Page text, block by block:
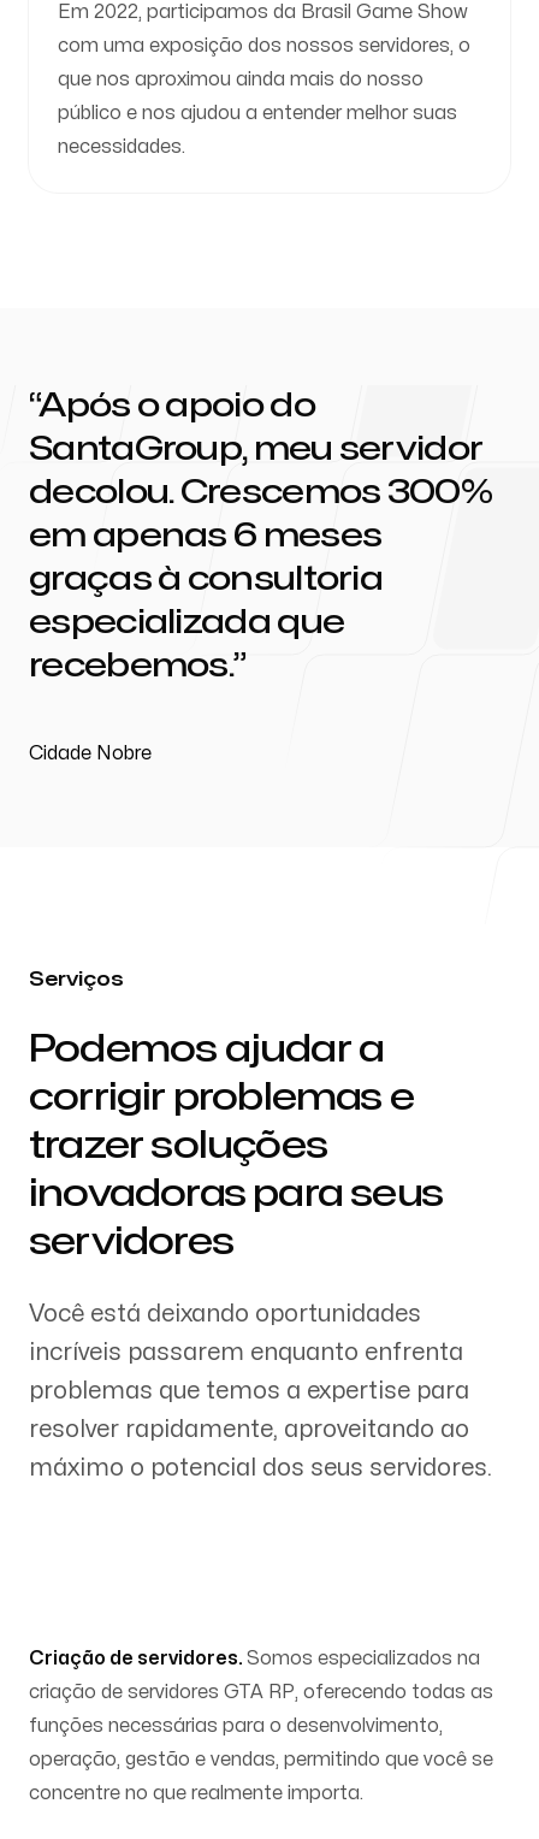
Em 2022, participamos da Brasil Game Show
com uma exposição dos nossos servidores, o
que nos aproximou ainda mais do nosso
público e nos ajudou a entender melhor suas
necessidades.
Após o apoio do
SantaGroup, meu servidor
decolou. Crescemos 300%
em apenas 6 meses
graças à consultoria
especializada que
recebemos.
Cidade Nobre
Serviços
-Podemos ajudar a
corrigir problemas e
trazer soluções
inovadoras para seus
servidores
Você está deixando oportunidades
incríveis passarem enquanto enfrenta
problemas que temos a expertise para
resolver rapidamente, aproveitando ao
máximo o potencial dos seus servidores.
Criação de servidores. Somos especializados na
criação de servidores GTA RP, oferecendo todas as
funções necessárias para o desenvolvimento,
operação, gestão e vendas, permitindo que você se
concentre no que realmente importa.